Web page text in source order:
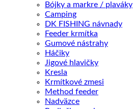
Bójky a markre / plaváky
Camping
DK FISHING návnady
Feeder krmítka
Gumové nástrahy
Háčiky
Jigové hlavičky
Kresla
Krmítkové zmesi
Method feeder
Nadväzce